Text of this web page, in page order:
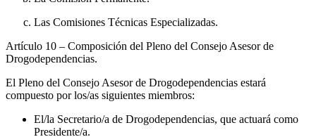
Las Comisiones Técnicas Especializadas.
Artículo 10 – Composición del Pleno del Consejo Asesor de
Drogodependencias.
El Pleno del Consejo Asesor de Drogodependencias estará
compuesto por los/as siguientes miembros:
El/la Secretario/a de Drogodependencias, que actuará como
Presidente/a.